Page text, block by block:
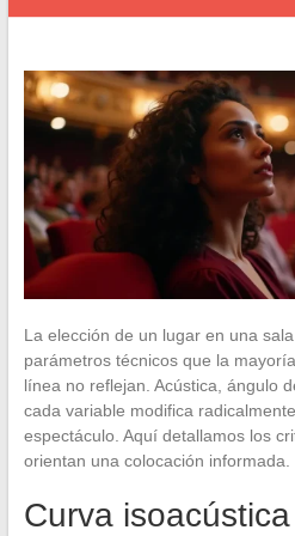
La elección de un lugar en una
parámetros técnicos que la
línea no reflejan. Acústica, ángulo
cada variable modifica
espectáculo. Aquí detallamos los
orientan una colocación informada.
Curva